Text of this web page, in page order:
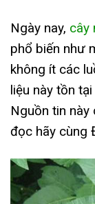
Ngày nay, cây
phổ biến như
không ít các
liệu này tồn
Nguồn tin này
đọc hãy cùng